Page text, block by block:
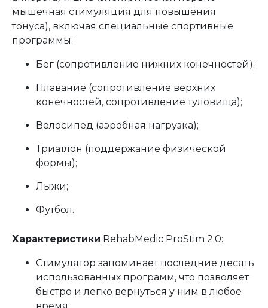
мышечная стимуляция для повышения
тонуса), включая специальные спортивные
программы:
Бег (сопротивление нижних конечностей);
Плавание (сопротивление верхних
конечностей, сопротивление туловища);
Велосипед (аэробная нагрузка);
Триатлон (поддержание физической
формы);
Лыжи;
Футбол.
Характеристики RehabMedic ProStim 2.0:
Стимулятор запоминает последние десять
использованных программ, что позволяет
быстро и легко вернуться у ним в любое